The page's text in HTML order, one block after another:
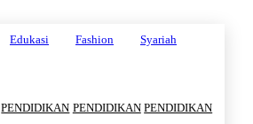
Edukasi Fashion Syariah
PENDIDIKAN PENDIDIKAN PENDIDIKAN